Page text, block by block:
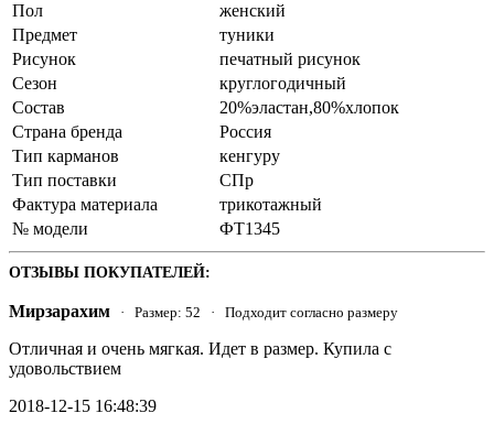
Пол
женский
Предмет
туники
Рисунок
печатный рисунок
Сезон
круглогодичный
Состав
20%эластан,80%хлопок
Страна бренда
Россия
Тип карманов
кенгуру
Тип поставки
СПр
Фактура материала
трикотажный
№ модели
ФТ1345
ОТЗЫВЫ ПОКУПАТЕЛЕЙ:
Мирзарахим · Размер: 52 · Подходит согласно размеру
Отличная и очень мягкая. Идет в размер. Купила с
удовольствием
2018-12-15 16:48:39